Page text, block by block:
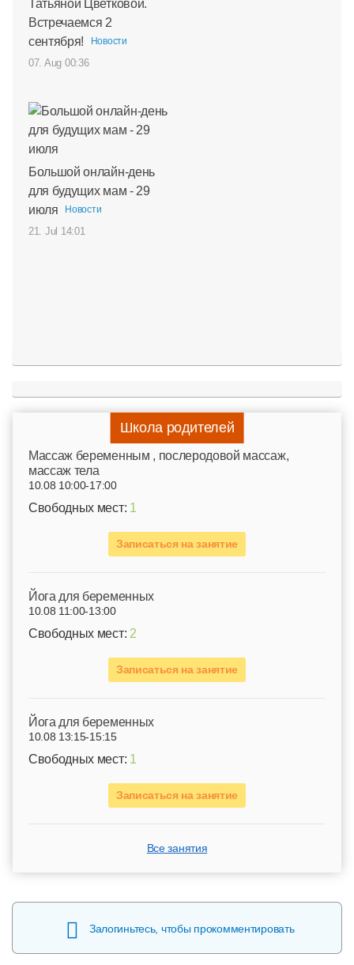
Татьяной Цветковой.
Встречаемся 2
сентября!
Новости
07. Aug 00:36
Большой онлайн-день
для будущих мам - 29
июля
Новости
21. Jul 14:01
Школа родителей
Mассаж беременным , послеродовой массаж,
массаж тела
10.08 10:00-17:00
Свободных мест: 1
Записаться на занятие
Йога для беременных
10.08 11:00-13:00
Свободных мест: 2
Записаться на занятие
Йога для беременных
10.08 13:15-15:15
Свободных мест: 1
Записаться на занятие
Все занятия
Залогиньтесь, чтобы прокомментировать